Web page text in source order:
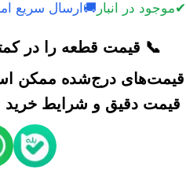
✔موجود در انبار 🚚 ارسال سریع
📞 قیمت قطعه را در
قیمت‌های درج‌شده ممکن
قیمت دقیق و شرایط خرید